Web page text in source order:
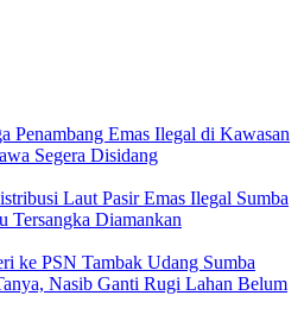
Penambang Emas Ilegal di Kawasan
Segera Disidang
Laut Pasir Emas Ilegal Sumba
Tersangka Diamankan
ke PSN Tambak Udang Sumba
Nasib Ganti Rugi Lahan Belum